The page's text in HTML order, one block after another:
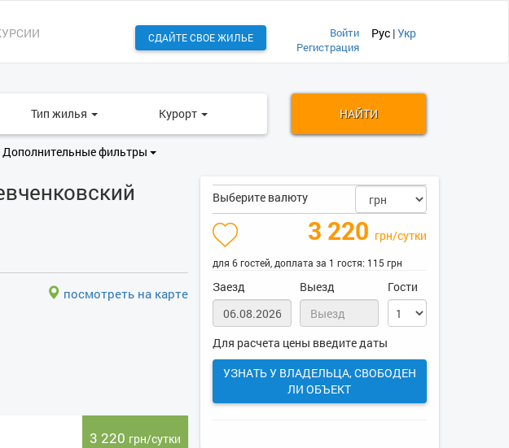
СДАЙТЕ СВОЕ ЖИЛЬЕ
Войти
Регистрация
Рус |Укр
Тип жилья Курорт НАЙТИ
Дополнительные фильтры
посмотреть на карте
3 220 грн/сутки
Выберите валюту
3 220 грн/сутки
для 6 гостей, доплата за 1 гостя: 115 грн
Заезд Выезд Гости
Для расчета цены введите даты
УЗНАТЬ У ВЛАДЕЛЬЦА, СВОБОДЕН
ЛИ ОБЪЕКТ